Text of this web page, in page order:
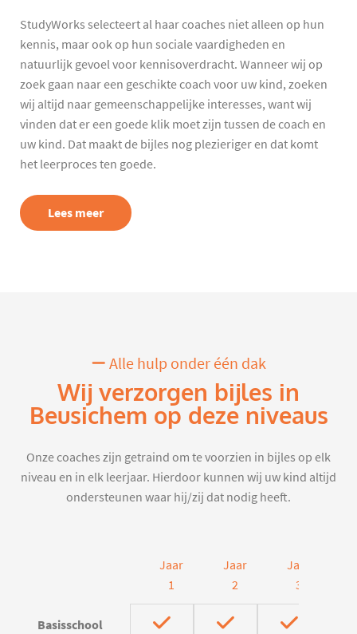
StudyWorks selecteert al haar coaches niet alleen op hun
kennis, maar ook op hun sociale vaardigheden en
natuurlijk gevoel voor kennisoverdracht. Wanneer wij op
zoek gaan naar een geschikte coach voor uw kind, zoeken
wij altijd naar gemeenschappelijke interesses, want wij
vinden dat er een goede klik moet zijn tussen de coach en
uw kind. Dat maakt de bijles nog plezieriger en dat komt
het leerproces ten goede.
Lees meer
Alle hulp onder één dak
Wij verzorgen bijles in
Beusichem op deze niveaus
Onze coaches zijn getraind om te voorzien in bijles op elk
niveau en in elk leerjaar. Hierdoor kunnen wij uw kind altijd
ondersteunen waar hij/zij dat nodig heeft.
Jaar
1
Jaar
2
Jaar
3
Basisschool